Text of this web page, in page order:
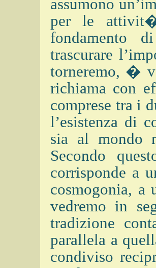
assumono
per le
fondamento
trascurare
torneremo, �
richiama con
comprese tra i
l’esistenza di
sia al mondo
Secondo
corrisponde a
cosmogonia, a
vedremo in
tradizione
parallela a
condiviso